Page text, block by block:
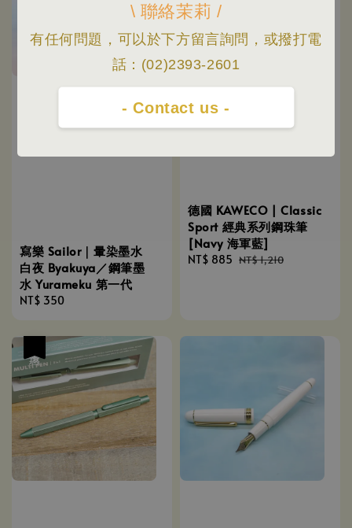
\ 聯絡茉莉 /
有任何問題，可以於下方留言詢問，或撥打電
話：(02)2393-2601
- Contact us -
寫樂 Sailor｜暈染墨水
白夜 Byakuya／鋼筆墨
水 Yurameku 第一代
Regular
NT$ 350
德國 KAWECO | Classic
Sport 經典系列鋼珠筆
[Navy 海軍藍]
Sale
NT$ 885 Regular
NT$ 1,210